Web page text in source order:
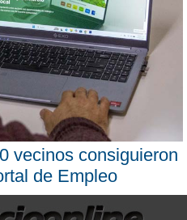
vecinos consiguieron
de Empleo